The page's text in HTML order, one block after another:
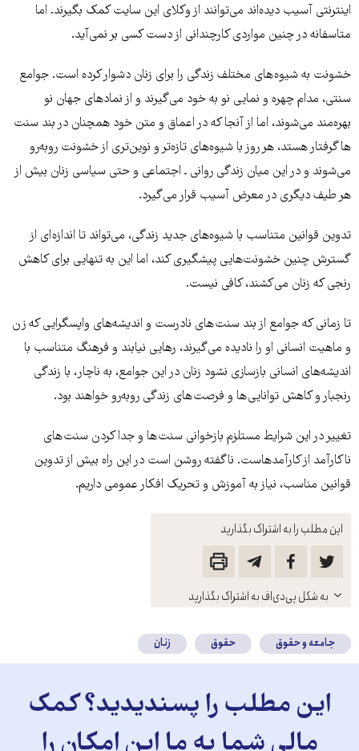
این مطلب را به اشتراک بگذارید
باز
کنید
به شکل پی‌دی‌اف به اشتراک بگذارید
اینترنتی آسیب دیده‌اند می‌توانند از وکلای این سایت کمک بگیرند. اما
متاسفانه در چنین مواردی کارچندانی از دست کسی بر نمی‌آید.
خشونت به شیوه های مختلف زندگی را برای زنان دشوار کرده است. جوامع
سنتی، مدام چهره و نمایی نو به خود می‌گیرند و از نمادهای جهان نو
بهره‌مند می‌شوند، اما از آنجا که در اعماق و متن خود همچنان در بند سنت
ها گرفتار هستد، هر روز با شیوه‌های تازه‌تر و نوین‌تری از خشونت روبه‌رو
می‌شوند و در این میان زندگی روانی ـ اجتماعی و حتی سیاسی زنان بیش از
هر طیف دیگری در معرض آسیب قرار می‌گیرد.
تدوین قوانین متناسب با شیوه‌های جدید زندگی، می‌تواند تا اندازه ای از
گسترش چنین خشونت‌هایی پیشگیری کند، اما این به تنهایی برای کاهش
رنجی که زنان می‌کشند، کافی نیست.
تا زمانی که جوامع از بند سنت های نادرست و اندیشه‌های واپسگرایی که زن
و ماهیت انسانی او را نادیده می‌گیرند، رهایی نیابند و فرهنگ متناسب با
اندیشه‌های انسانی بازسازی نشود زنان در این جوامع، به ناچار، با زندگی
رنجبار و کاهش توانایی ها و فرصت های زندگی روبه‌رو خواهند بود.
تغییر در این شرایط مستلزم بازخوانی سنت ها و جدا کردن سنت های
ناکارآمد از کارآمدهاست. ناگفته روشن است در این راه بیش از تدوین
قوانین مناسب، نیاز به آموزش و تحریک افکار عمومی داریم.
جامعه و حقوق حقوق زنان
این مطلب را پسندیدید؟ کمک